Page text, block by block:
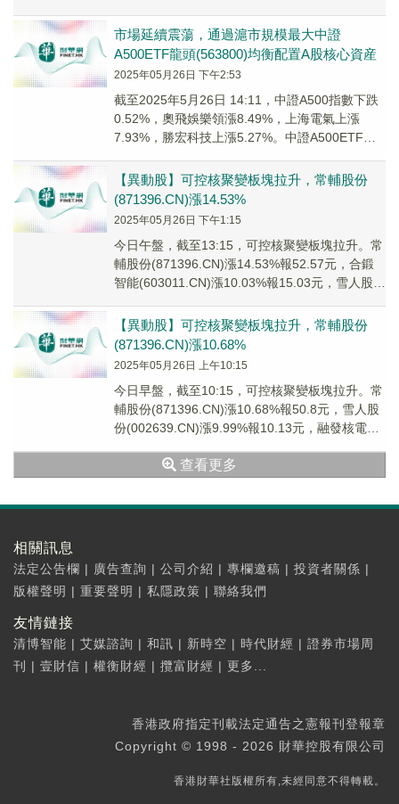
市場延續震蕩，通過滬市規模最大中證
A500ETF龍頭(563800)均衡配置A股核心資産
2025年05月26日 下午2:53
截至2025年5月26日 14:11，中證A500指數下跌
0.52%，奧飛娛樂領漲8.49%，上海電氣上漲
7.93%，勝宏科技上漲5.27%。中證A500ETF龍
【異動股】可控核聚變板塊拉升，常輔股份
(871396.CN)漲14.53%
2025年05月26日 下午1:15
今日午盤，截至13:15，可控核聚變板塊拉升。常
輔股份(871396.CN)漲14.53%報52.57元，合鍛
智能(603011.CN)漲10.03%報15.03元，雪人股份
【異動股】可控核聚變板塊拉升，常輔股份
(871396.CN)漲10.68%
2025年05月26日 上午10:15
今日早盤，截至10:15，可控核聚變板塊拉升。常
輔股份(871396.CN)漲10.68%報50.8元，雪人股
份(002639.CN)漲9.99%報10.13元，融發核電
查看更多
相關訊息
法定公告欄 | 廣告查詢 | 公司介紹 | 專欄邀稿 | 投資者關係 |
版權聲明 | 重要聲明 | 私隱政策 | 聯絡我們
友情鏈接
清博智能 | 艾媒諮詢 | 和訊 | 新時空 | 時代財經 | 證券市場周
刊
| 壹財信 | 權衡財經 | 攬富財經 | 更多...
香港政府指定刊載法定通告之憲報刊登報章
Copyright © 1998 - 2026 財華控股有限公司
香港財華社版權所有,未經同意不得轉載。